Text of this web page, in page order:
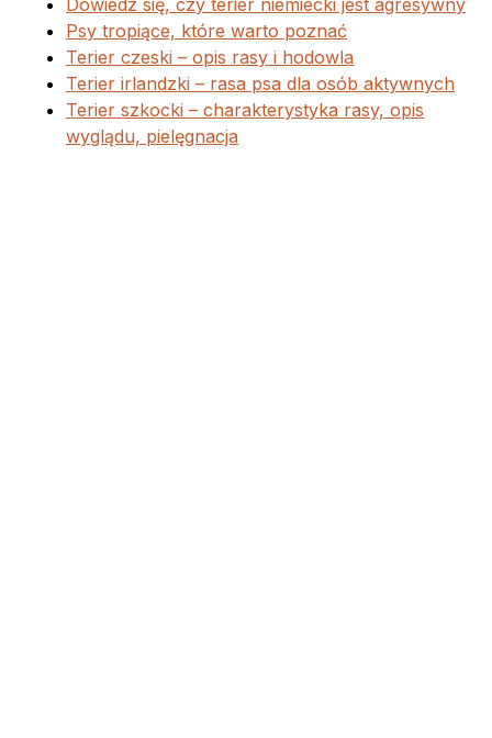
Dowiedz się, czy terier niemiecki jest agresywny
Psy tropiące, które warto poznać
Terier czeski – opis rasy i hodowla
Terier irlandzki – rasa psa dla osób aktywnych
Terier szkocki – charakterystyka rasy, opis
wyglądu, pielęgnacja